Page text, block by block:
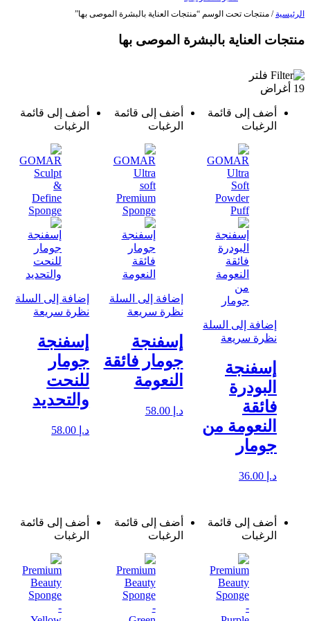
الرئيسية/ منتجات تحت الوسم “منتجات العناية بالبشرة الموصى بها”
منتجات العناية بالبشرة الموصى بها
فلتر
19 أغراض
أضف إلى قائمة
الرغبات
إضافة إلى السلة
نظرة سريعة
إسفنجة
البودرة
فائقة
النعومة من
جومار
د.إ
أضف إلى قائمة
الرغبات
إضافة إلى السلة
نظرة سريعة
إسفنجة
جومار فائقة
النعومة
د.إ 58.00
أضف إلى قائمة
الرغبات
إضافة إلى السلة
نظرة سريعة
إسفنجة
جومار
للنحت
والتحديد
د.إ
أضف إلى قائمة
الرغبات
أضف إلى قائمة
الرغبات
أضف إلى قائمة
الرغبات